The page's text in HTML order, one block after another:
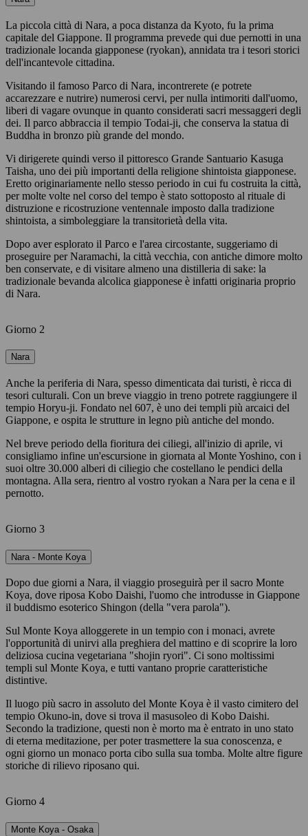
La piccola città di Nara, a poca distanza da Kyoto, fu la prima
capitale del Giappone. Il programma prevede qui due pernotti in una
tradizionale locanda giapponese (ryokan), annidata tra i tesori storici
dell'incantevole cittadina.
Visitando il famoso Parco di Nara, incontrerete (e potrete
accarezzare e nutrire) numerosi cervi, per nulla intimoriti dall'uomo,
liberi di vagare ovunque in quanto considerati sacri messaggeri degli
dei. Il parco abbraccia il tempio Todai-ji, che conserva la statua di
Buddha in bronzo più grande del mondo.
Vi dirigerete quindi verso il pittoresco Grande Santuario Kasuga
Taisha, uno dei più importanti della religione shintoista giapponese.
Eretto originariamente nello stesso periodo in cui fu costruita la città,
per molte volte nel corso del tempo è stato sottoposto al rituale di
distruzione e ricostruzione ventennale imposto dalla tradizione
shintoista, a simboleggiare la transitorietà della vita.
Dopo aver esplorato il Parco e l'area circostante, suggeriamo di
proseguire per Naramachi, la città vecchia, con antiche dimore molto
ben conservate, e di visitare almeno una distilleria di sake: la
tradizionale bevanda alcolica giapponese è infatti originaria proprio
di Nara.
Giorno 2
Nara
Anche la periferia di Nara, spesso dimenticata dai turisti, è ricca di
tesori culturali. Con un breve viaggio in treno potrete raggiungere il
tempio Horyu-ji. Fondato nel 607, è uno dei templi più arcaici del
Giappone, e ospita le strutture in legno più antiche del mondo.
Nel breve periodo della fioritura dei ciliegi, all'inizio di aprile, vi
consigliamo infine un'escursione in giornata al Monte Yoshino, con i
suoi oltre 30.000 alberi di ciliegio che costellano le pendici della
montagna. Alla sera, rientro al vostro ryokan a Nara per la cena e il
pernotto.
Giorno 3
Nara - Monte Koya
Dopo due giorni a Nara, il viaggio proseguirà per il sacro Monte
Koya, dove riposa Kobo Daishi, l'uomo che introdusse in Giappone
il buddismo esoterico Shingon (della "vera parola").
Sul Monte Koya alloggerete in un tempio con i monaci, avrete
l'opportunità di unirvi alla preghiera del mattino e di scoprire la loro
deliziosa cucina vegetariana "shojin ryori". Ci sono moltissimi
templi sul Monte Koya, e tutti vantano proprie caratteristiche
distintive.
Il luogo più sacro in assoluto del Monte Koya è il vasto cimitero del
tempio Okuno-in, dove si trova il masusoleo di Kobo Daishi.
Secondo la tradizione, questi non è morto ma è entrato in uno stato
di eterna meditazione, per poter trasmettere la sua conoscenza, e
ogni giorno un monaco porta cibo sulla sua tomba. Molte altre figure
storiche di rilievo riposano qui.
Giorno 4
Monte Koya - Osaka